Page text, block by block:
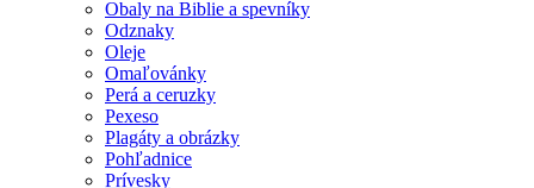
Obaly na Biblie a spevníky
Odznaky
Oleje
Omaľovánky
Perá a ceruzky
Pexeso
Plagáty a obrázky
Pohľadnice
Prívesky